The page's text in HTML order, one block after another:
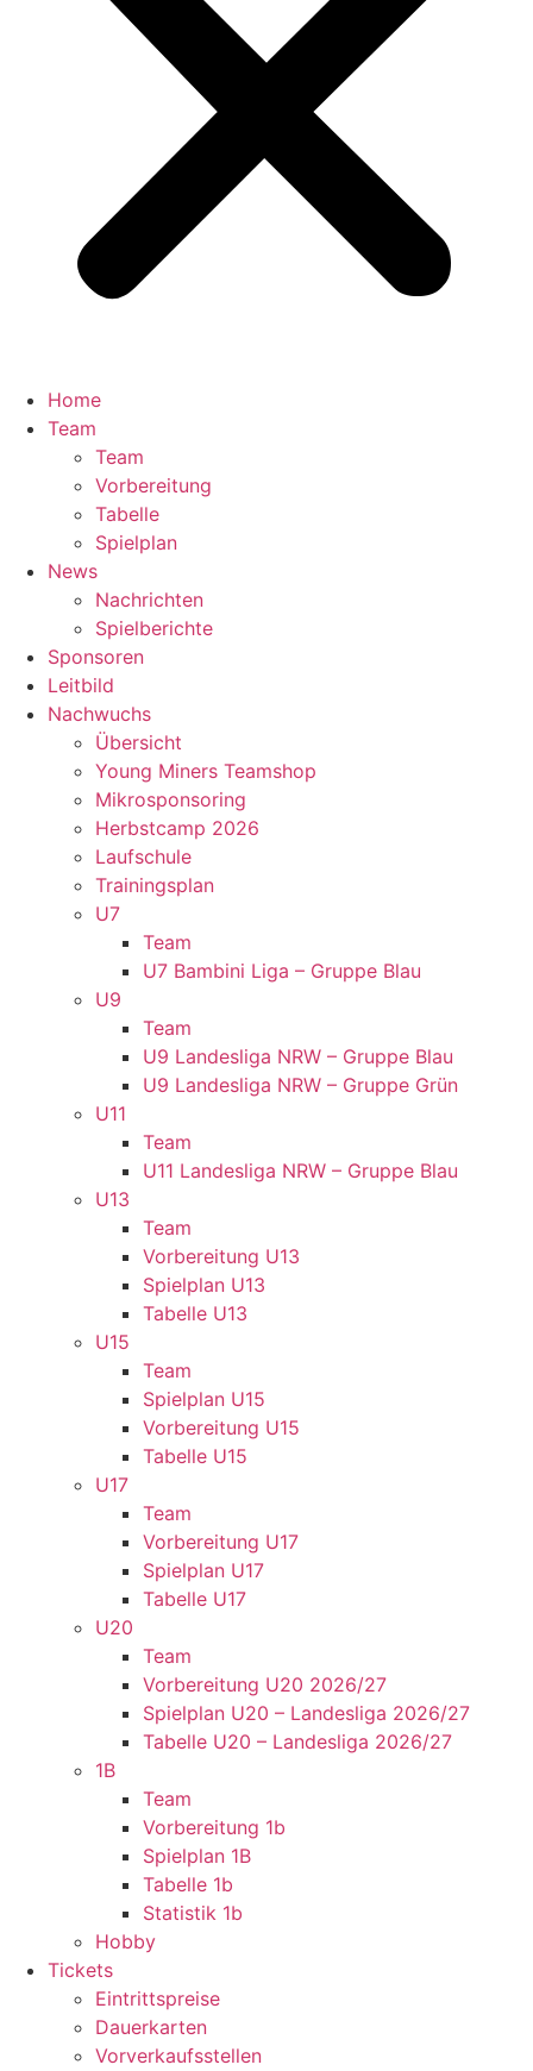
Home
Team
Team
Vorbereitung
Tabelle
Spielplan
News
Nachrichten
Spielberichte
Sponsoren
Leitbild
Nachwuchs
Übersicht
Young Miners Teamshop
Mikrosponsoring
Herbstcamp 2026
Laufschule
Trainingsplan
U7
Team
U7 Bambini Liga – Gruppe Blau
U9
Team
U9 Landesliga NRW – Gruppe Blau
U9 Landesliga NRW – Gruppe Grün
U11
Team
U11 Landesliga NRW – Gruppe Blau
U13
Team
Vorbereitung U13
Spielplan U13
Tabelle U13
U15
Team
Spielplan U15
Vorbereitung U15
Tabelle U15
U17
Team
Vorbereitung U17
Spielplan U17
Tabelle U17
U20
Team
Vorbereitung U20 2026/27
Spielplan U20 – Landesliga 2026/27
Tabelle U20 – Landesliga 2026/27
1B
Team
Vorbereitung 1b
Spielplan 1B
Tabelle 1b
Statistik 1b
Hobby
Tickets
Eintrittspreise
Dauerkarten
Vorverkaufsstellen